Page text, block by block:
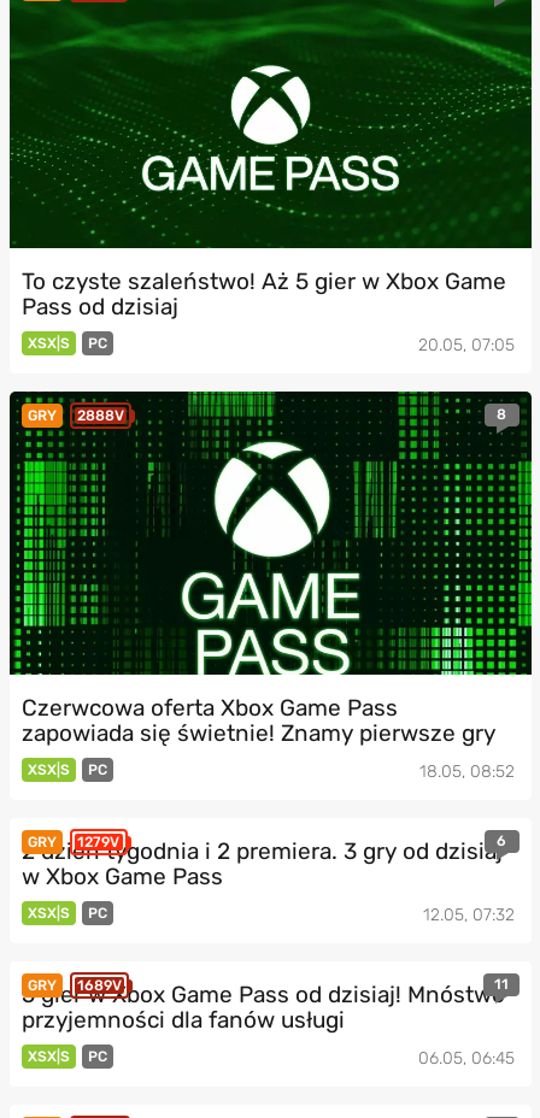
To czyste szaleństwo! Aż 5 gier w Xbox Game
Pass od dzisiaj
XSX|S PC 20.05, 07:05
GRY 2888V 8
Czerwcowa oferta Xbox Game Pass
zapowiada się świetnie! Znamy pierwsze gry
XSX|S PC 18.05, 08:52
GRY 1279V 6
2 dzień tygodnia i 2 premiera. 3 gry od dzisiaj
w Xbox Game Pass
XSX|S PC 12.05, 07:32
GRY 1689V 11
5 gier w Xbox Game Pass od dzisiaj! Mnóstwo
przyjemności dla fanów usługi
XSX|S PC 06.05, 06:45